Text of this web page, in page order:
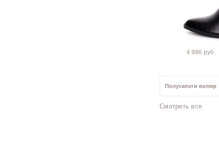
4 996 руб.
Полусапоги велюр
Смотреть все